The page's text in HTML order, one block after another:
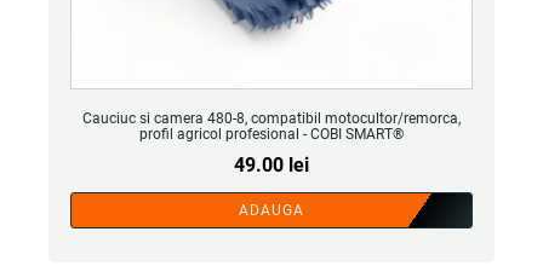
Cauciuc si camera 480-8, compatibil motocultor/remorca,
profil agricol profesional - COBI SMART®
49.00 lei
ADAUGA